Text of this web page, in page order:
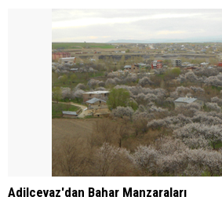
Adilcevaz'dan Bahar Manzaraları